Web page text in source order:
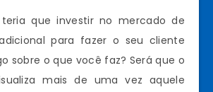
que investir no mercado de
para fazer o seu cliente
sobre o que você faz? Será que o
mais de uma vez aquele